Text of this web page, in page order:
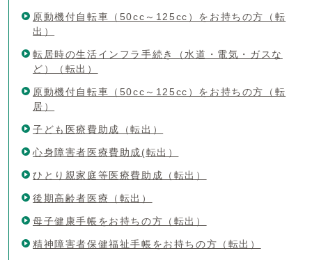
原動機付自転車（50cc～125cc）をお持ちの方（転
出）
転居時の生活インフラ手続き（水道・電気・ガスな
ど）（転出）
原動機付自転車（50cc～125cc）をお持ちの方（転
居）
子ども医療費助成（転出）
心身障害者医療費助成(転出）
ひとり親家庭等医療費助成（転出）
後期高齢者医療（転出）
母子健康手帳をお持ちの方（転出）
精神障害者保健福祉手帳をお持ちの方（転出）